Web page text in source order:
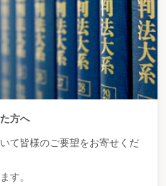
方へ
て皆様のご要望をお寄せくだ
す。